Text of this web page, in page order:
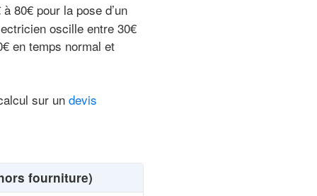
80€ pour la pose d’un
oscille entre 30€
en temps normal et
sur un devis
fourniture)